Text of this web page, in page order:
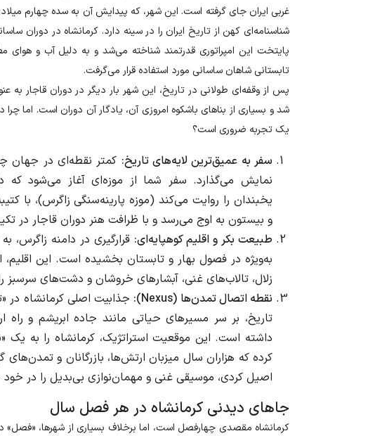
غربی ایران جای گرفته است. این شهر، که پیدایش آن به سده چهارم
شناسنامه‌ای کهن از تاریخ ایران را در سینه دارد. کرمانشاه در دوران
پایتخت این امپراتوری قدرتمند شناخته می‌شد و به دلیل آب و هوای
تابستانی شاهان ساسانی مورد استفاده قرار می‌گرفت.
پس از وقفه‌ای طولانی در تاریخ، این شهر بار دیگر در دوران قاجار به
شد و بسیاری از بناهای باشکوه امروزی آن، یادگار آن دوران است. اما
یک تجربه ضروری است؟
سفر به عمیق‌ترین لایه‌های تاریخ: کمتر نقطه‌ای در جهان
نمایش می‌گذارد. سفر شما از موزه‌ای آغاز می‌شود که
یخبندان را روایت می‌کند (موزه پارینه‌سنگی زاگرس)، با
و بیستون به اوج می‌رسد و با ظرافت هنر دوران قاجار در
طبیعت بکر و اقلیم کوهپایه‌ای: قرارگیری در دامنه
به‌ویژه در فصول بهار و تابستان بخشیده است. این
زلال، تالاب‌های غنی، آبشارهای خروشان و دشت‌های سرسبز
نقطه اتصال تمدن‌ها (Nexus):
جذابیت اصلی کرمانشاه
تاریخ، بر سر مسیرهای حیاتی مانند جاده ابریشم و راه
داشته است. این موقعیت استراتژیک، کرمانشاه را به یک
کرده که هزاران سال میزبان ارتش‌ها، بازرگانان و
اصیل کردی، موسیقی غنی و مهمان‌نوازی بی‌بدیل را در
جاهای دیدنی کرمانشاه در هر فصل سال
کرمانشاه مقصدی چهارفصل است، اما برخلاف بسیاری از شهرها، «فصل»